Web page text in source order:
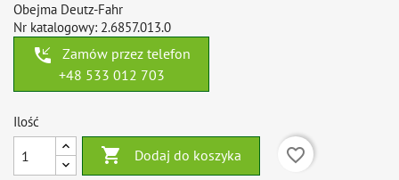
Obejma Deutz-Fahr
Nr katalogowy: 2.6857.013.0
phone_callback
Zamów przez telefon
+48 533 012 703
Ilość
 Dodaj do koszyka
favorite_border